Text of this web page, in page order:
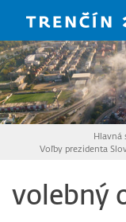
Hlavná
Voľby prezidenta
volebný